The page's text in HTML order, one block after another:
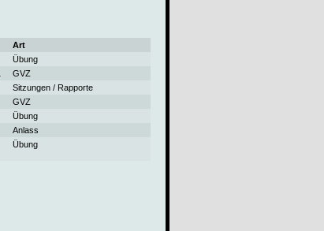
Art
Übung
GVZ
Sitzungen / Rapporte
GVZ
Übung
Anlass
Übung